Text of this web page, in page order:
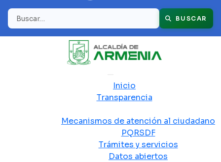
Buscar BUSCAR
Inicio
Transparencia
Mecanismos de atención al ciudadano
PQRSDF
Trámites y servicios
Datos abiertos